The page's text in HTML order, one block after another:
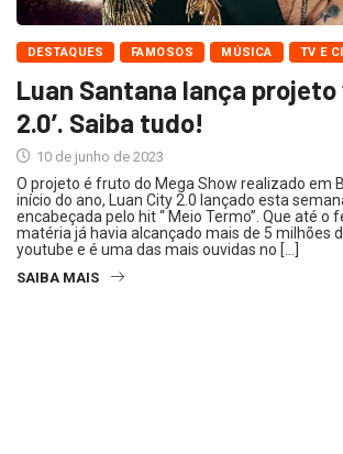
DESTAQUES FAMOSOS MÚSICA TV E
Luan Santana lança projeto
2.0’. Saiba tudo!
10 de junho de 2023
O projeto é fruto do Mega Show realizado em
início do ano, Luan City 2.0 lançado esta
encabeçada pelo hit “ Meio Termo”. Que até o
matéria já havia alcançado mais de 5 milhões
youtube e é uma das mais ouvidas no […]
SAIBA MAIS